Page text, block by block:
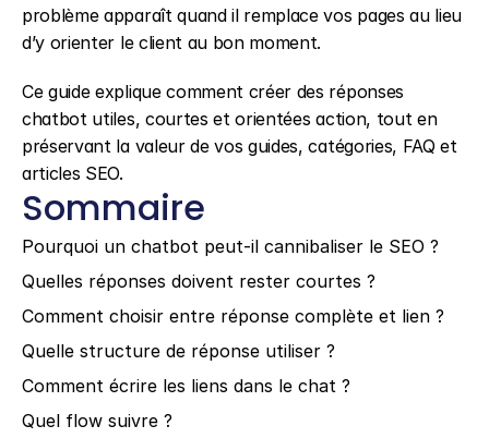
problème apparaît quand il remplace vos pages au lieu
d’y orienter le client au bon moment.
Ce guide explique comment créer des réponses
chatbot utiles, courtes et orientées action, tout en
préservant la valeur de vos guides, catégories, FAQ et
articles SEO.
Sommaire
Pourquoi un chatbot peut-il cannibaliser le SEO ?
Quelles réponses doivent rester courtes ?
Comment choisir entre réponse complète et lien ?
Quelle structure de réponse utiliser ?
Comment écrire les liens dans le chat ?
Quel flow suivre ?